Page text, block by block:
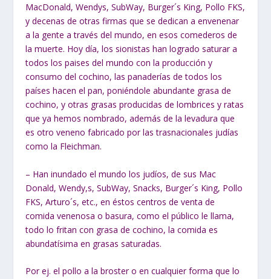
MacDonald, Wendys, SubWay, Burger´s King, Pollo FKS,
y decenas de otras firmas que se dedican a envenenar
a la gente a través del mundo, en esos comederos de
la muerte. Hoy día, los sionistas han logrado saturar a
todos los paises del mundo con la producción y
consumo del cochino, las panaderías de todos los
países hacen el pan, poniéndole abundante grasa de
cochino, y otras grasas producidas de lombrices y ratas
que ya hemos nombrado, además de la levadura que
es otro veneno fabricado por las trasnacionales judías
como la Fleichman.
– Han inundado el mundo los judíos, de sus Mac
Donald, Wendy,s, SubWay, Snacks, Burger´s King, Pollo
FKS, Arturo´s, etc., en éstos centros de venta de
comida venenosa o basura, como el público le llama,
todo lo fritan con grasa de cochino, la comida es
abundatísima en grasas saturadas.
Por ej. el pollo a la broster o en cualquier forma que lo